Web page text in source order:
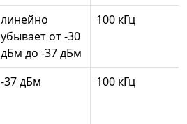
линейно
убывает от -30
дБм до -37 дБм
100 кГц
-37 дБм 100 кГц